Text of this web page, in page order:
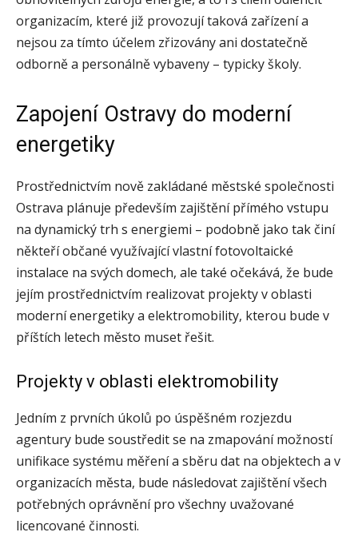
organizacím, které již provozují taková zařízení a
nejsou za tímto účelem zřizovány ani dostatečně
odborně a personálně vybaveny – typicky školy.
Zapojení Ostravy do moderní
energetiky
Prostřednictvím nově zakládané městské společnosti
Ostrava plánuje především zajištění přímého vstupu
na dynamický trh s energiemi – podobně jako tak činí
někteří občané využívající vlastní fotovoltaické
instalace na svých domech, ale také očekává, že bude
jejím prostřednictvím realizovat projekty v oblasti
moderní energetiky a elektromobility, kterou bude v
příštích letech město muset řešit.
Projekty v oblasti elektromobility
Jedním z prvních úkolů po úspěšném rozjezdu
agentury bude soustředit se na zmapování možností
unifikace systému měření a sběru dat na objektech a v
organizacích města, bude následovat zajištění všech
potřebných oprávnění pro všechny uvažované
licencované činnosti.